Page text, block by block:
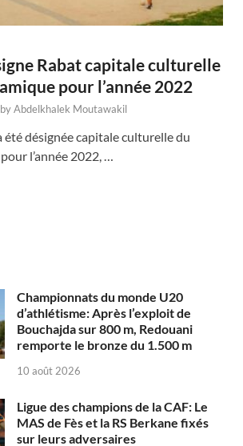
Rabat capitale culturelle
pour l’année 2022
byAbdelkhalek Moutawakil
été désignée capitale culturelle du
l’année 2022, …
Championnats du monde U20
d’athlétisme: Après l’exploit de
Bouchajda sur 800 m, Redouani
remporte le bronze du 1.500 m
10 août 2026
Ligue des champions de la CAF: Le
MAS de Fès et la RS Berkane fixés
sur leurs adversaires